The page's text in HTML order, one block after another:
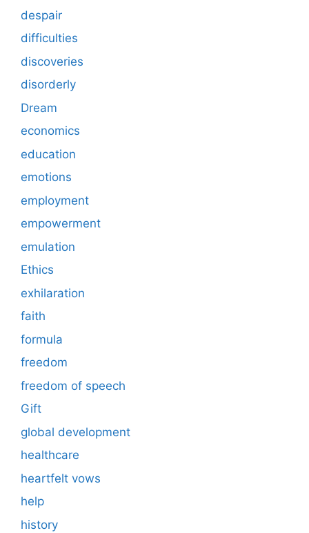
despair
difficulties
discoveries
disorderly
Dream
economics
education
emotions
employment
empowerment
emulation
Ethics
exhilaration
faith
formula
freedom
freedom of speech
Gift
global development
healthcare
heartfelt vows
help
history